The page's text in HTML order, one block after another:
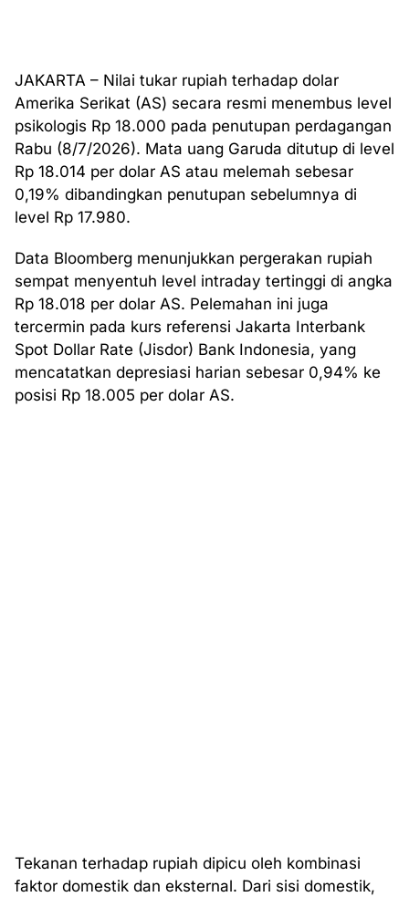
JAKARTA – Nilai tukar rupiah terhadap dolar
Amerika Serikat (AS) secara resmi menembus level
psikologis Rp 18.000 pada penutupan perdagangan
Rabu (8/7/2026). Mata uang Garuda ditutup di level
Rp 18.014 per dolar AS atau melemah sebesar
0,19% dibandingkan penutupan sebelumnya di
level Rp 17.980.
Data Bloomberg menunjukkan pergerakan rupiah
sempat menyentuh level intraday tertinggi di angka
Rp 18.018 per dolar AS. Pelemahan ini juga
tercermin pada kurs referensi Jakarta Interbank
Spot Dollar Rate (Jisdor) Bank Indonesia, yang
mencatatkan depresiasi harian sebesar 0,94% ke
posisi Rp 18.005 per dolar AS.
Tekanan terhadap rupiah dipicu oleh kombinasi
faktor domestik dan eksternal. Dari sisi domestik,